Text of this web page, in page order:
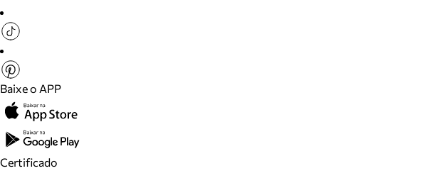
Baixe o APP
Certificado